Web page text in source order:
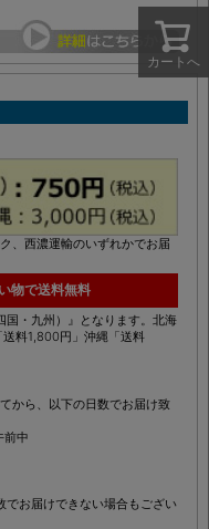
カートへ
、西濃運輸のいずれかでお届
物で送料無料
国・九州）』となります。北海
料1,800円」沖縄「送料
から、以下の日数でお届け致
中
でお届けできない場合もござい